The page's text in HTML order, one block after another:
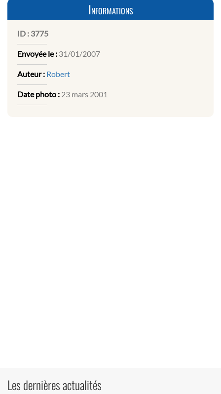
Informations
ID : 3775
Envoyée le : 31/01/2007
Auteur : Robert
Date photo : 23 mars 2001
Les dernières actualités